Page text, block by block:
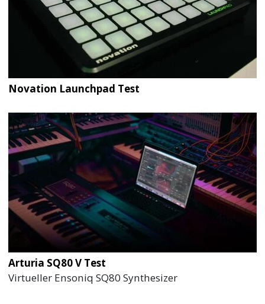
Novation Launchpad Test
Arturia SQ80 V Test
Virtueller Ensoniq SQ80 Synthesizer